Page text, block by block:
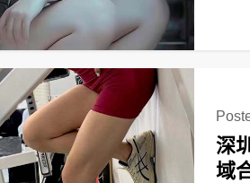
深
域